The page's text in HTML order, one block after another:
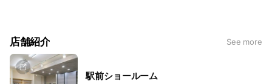
店舗紹介 See more
駅前ショールーム